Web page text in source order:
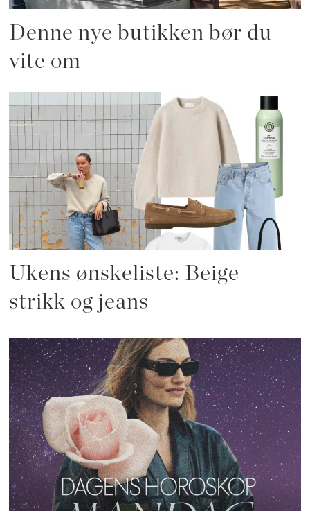
Denne nye butikken bør du
vite om
Ukens ønskeliste: Beige
strikk og jeans